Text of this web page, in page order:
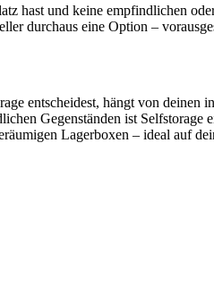
hast und keine empfindlichen
durchaus eine Option –
entscheidest, hängt von
Gegenständen ist
Lagerboxen – ideal auf